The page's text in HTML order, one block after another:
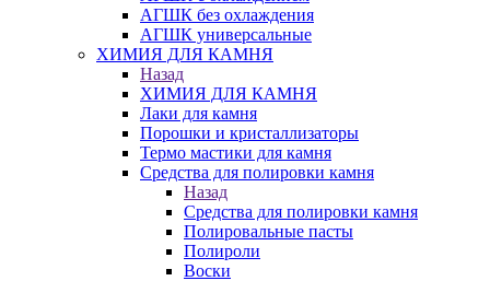
АГШК без охлаждения
АГШК универсальные
ХИМИЯ ДЛЯ КАМНЯ
Назад
ХИМИЯ ДЛЯ КАМНЯ
Лаки для камня
Порошки и кристаллизаторы
Термо мастики для камня
Средства для полировки камня
Назад
Средства для полировки камня
Полировальные пасты
Полироли
Воски